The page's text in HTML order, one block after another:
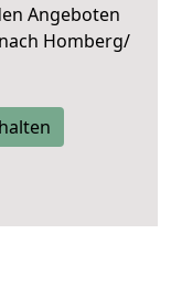
Angeboten
Homberg/